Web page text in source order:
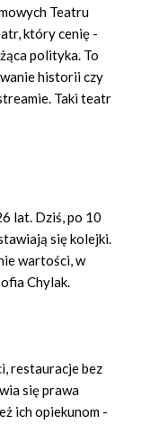
Teatru
który cenię -
polityka. To
historii czy
Taki teatr
lat. Dziś, po 10
się kolejki.
wartości, w
Chylak.
restauracje bez
się prawa
ich opiekunom -